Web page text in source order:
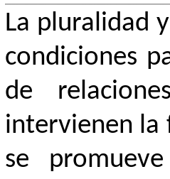
La pluralidad
condiciones
de
intervienen la
se